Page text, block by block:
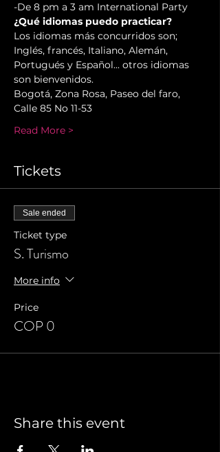
-De 8 pm a 3 am International Party
¿Qué idiomas puedo practicar?
Los idiomas más concurridos son;
Inglés, francés, Italiano, Alemán,
Portugués y Español... otros idiomas
son bienvenidos.
Bogotá, Zona Rosa, Paseo del faro,
Calle 85 No 11-53
Read More >
Tickets
Sale ended
Ticket type
S. Turismo
More info
Price
COP 0
Share this event